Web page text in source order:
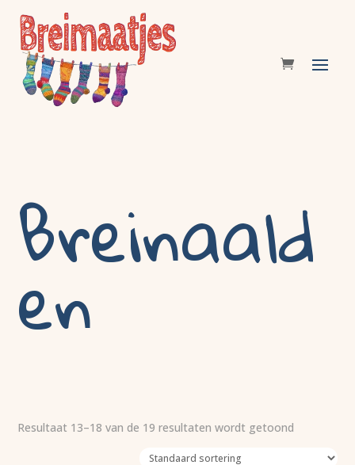
Breinaald
en
Resultaat 13–18 van de 19 resultaten wordt getoond